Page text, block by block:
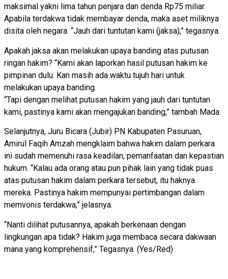
maksimal yakni lima tahun penjara dan denda Rp75 miliar.
Apabila terdakwa tidak membayar denda, maka aset miliknya
disita oleh negara. “Jauh dari tuntutan kami (jaksa),” tegasnya.
Apakah jaksa akan melakukan upaya banding atas putusan
ringan hakim? “Kami akan laporkan hasil putusan hakim ke
pimpinan dulu. Kan masih ada waktu tujuh hari untuk
melakukan upaya banding.
“Tapi dengan melihat putusan hakim yang jauh dari tuntutan
kami, pastinya kami akan mengajukan banding,” tambah Mada.
Selanjutnya, Juru Bicara (Jubir) PN Kabupaten Pasuruan,
Amirul Faqih Amzah mengklaim bahwa hakim dalam perkara
ini sudah memenuhi rasa keadilan, pemanfaatan dan kepastian
hukum. “Kalau ada orang atau pun pihak lain yang tidak puas
atas putusan hakim dalam perkara tersebut, itu haknya
mereka. Pastinya hakim mempunyai pertimbangan dalam
memvonis terdakwa,” jelasnya.
“Nanti dilihat putusannya, apakah berkenaan dengan
lingkungan apa tidak? Hakim juga membaca secara dakwaan
mana yang komprehensif,” Tegasnya. (Yes/Red)